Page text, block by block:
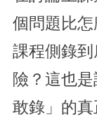
個問題比
課程側錄
險？這也
敢錄」的